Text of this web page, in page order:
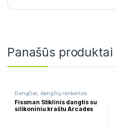
Panašūs produktai
Dangčiai, dangčių rankenos
Fissman Stiklinis dangtis su
silikoniniu kraštu Arcades